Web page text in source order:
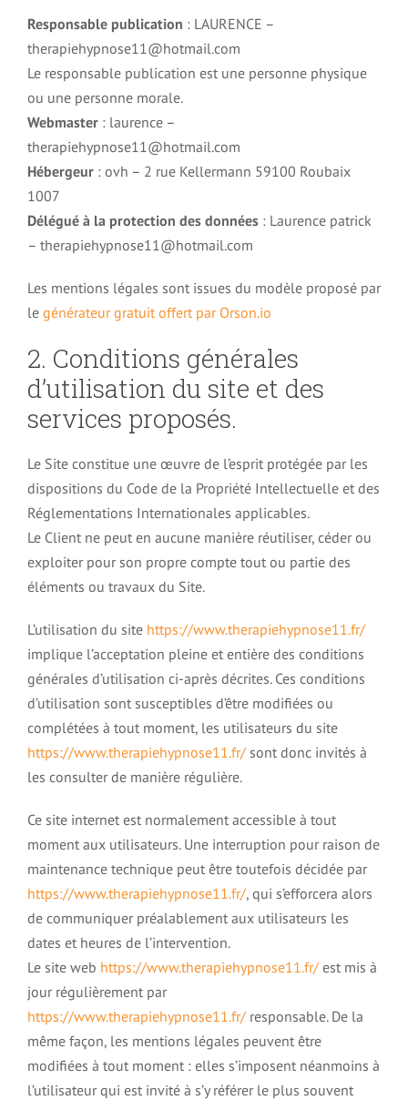
Phobie et Hypnose
Agoraphobie et Hypnose
Trouble de la sexualité et hypnose
Fausse couche, avortement et hypnose
Endométriose et hypnose
Douleurs et hypnose
Fibromyalgie et hypnose
Dermatologie et hypnose
Sommeil et Hypnose
Confiance en soi et hypnose
Estime de soi et hypnose
Performance sportive et hypnose
Responsable publication : LAURENCE –
therapiehypnose11@hotmail.com
Le responsable publication est une personne physique
ou une personne morale.
Webmaster: laurence –
therapiehypnose11@hotmail.com
Hébergeur: ovh – 2 rue Kellermann 59100 Roubaix
1007
Délégué à la protection des données: Laurence patrick
– therapiehypnose11@hotmail.com
Les mentions légales sont issues du modèle proposé par
le générateur gratuit offert par Orson.io
2. Conditions générales
d’utilisation du site et des
services proposés.
Le Site constitue une œuvre de l’esprit protégée par les
dispositions du Code de la Propriété Intellectuelle et des
Réglementations Internationales applicables.
Le Client ne peut en aucune manière réutiliser, céder ou
exploiter pour son propre compte tout ou partie des
éléments ou travaux du Site.
L’utilisation du site https://www.therapiehypnose11.fr/
implique l’acceptation pleine et entière des conditions
générales d’utilisation ci-après décrites. Ces conditions
d’utilisation sont susceptibles d’être modifiées ou
complétées à tout moment, les utilisateurs du site
https://www.therapiehypnose11.fr/sont donc invités à
les consulter de manière régulière.
Ce site internet est normalement accessible à tout
moment aux utilisateurs. Une interruption pour raison de
maintenance technique peut être toutefois décidée par
https://www.therapiehypnose11.fr/, qui s’efforcera alors
de communiquer préalablement aux utilisateurs les
dates et heures de l’intervention.
Le site web https://www.therapiehypnose11.fr/est mis à
jour régulièrement par
https://www.therapiehypnose11.fr/responsable. De la
même façon, les mentions légales peuvent être
modifiées à tout moment : elles s’imposent néanmoins à
l’utilisateur qui est invité à s’y référer le plus souvent